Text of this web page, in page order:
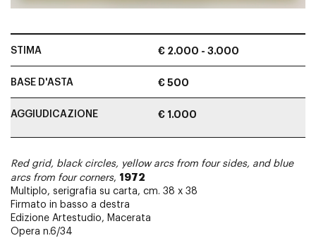
STIMA € 2.000 - 3.000
BASE D'ASTA € 500
AGGIUDICAZIONE € 1.000
Red grid, black circles, yellow arcs from four sides, and blue
arcs from four corners, 1972
Multiplo, serigrafia su carta, cm. 38 x 38
Firmato in basso a destra
Edizione Artestudio, Macerata
Opera n.6/34